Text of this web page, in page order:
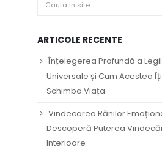
ARTICOLE RECENTE
Înțelegerea Profundă a
Universale și Cum Acestea
Schimba Viața
Vindecarea Rănilor
Descoperă Puterea
Interioare